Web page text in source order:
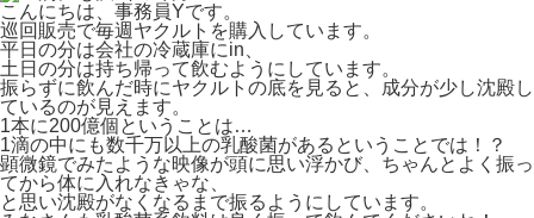
こんにちは、事務員Yです。
巡回販売で毎週ヤクルトを購入しています。
平日の分は会社の冷蔵庫にin、
土日の分は持ち帰って飲むようにしています。
振らずに飲んだ時にヤクルトの底を見ると、成分が少し沈殿し
ているのが見えます。
1本に200億個ということは…
1滴の中にも数千万以上の乳酸菌があるということでは！？
顕微鏡でみたような映像が頭に思い浮かび、ちゃんとよく振っ
てから体に入れなきゃな、
と思い沈殿がなくなるまで振るようにしています。